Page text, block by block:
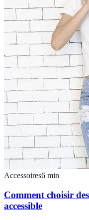
Accessoires6 min
Comment choisir
accessible